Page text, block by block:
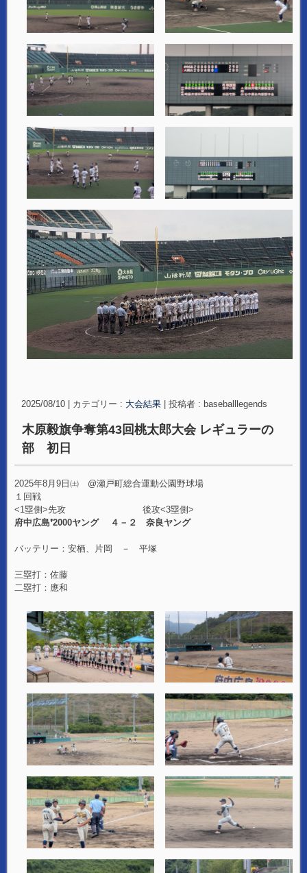
2025/08/10 カテゴリー : 大会結果 投稿者 : baseballlegends
木原毅旗争奪第43回桃太郎大会 レギュラーの
部 初日
2025年8月9日㈯ @瀬戸町総合運動公園野球場
１回戦
<1塁側>先攻 後攻<3塁側>
府中広島❜2000ヤング ４－２ 奈良ヤング
バッテリー：安栖、片岡 － 平塚
三塁打：佐藤
二塁打：應和